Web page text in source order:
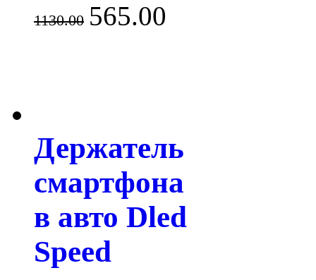
1130.00 565.00
Держатель
смартфона
в авто Dled
Speed